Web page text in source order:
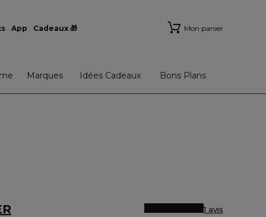
App Cadeaux 🎁 Mon panier
Marques Idées Cadeaux Bons Plans
1 avis